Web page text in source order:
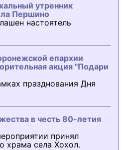
утренник
Першино
настоятель
епархии
акция "Подари
празднования Дня
в честь 80-летия
принял
храма села Хохол.